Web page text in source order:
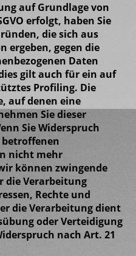
auf Grundlage von
erfolgt, haben Sie
die sich aus
ergeben, gegen die
Daten
gilt auch für ein auf
Profiling. Die
auf denen eine
Sie dieser
Sie Widerspruch
nicht mehr
können zwingende
die Verarbeitung
Rechte und
die Verarbeitung dient
oder Verteidigung
nach Art. 21